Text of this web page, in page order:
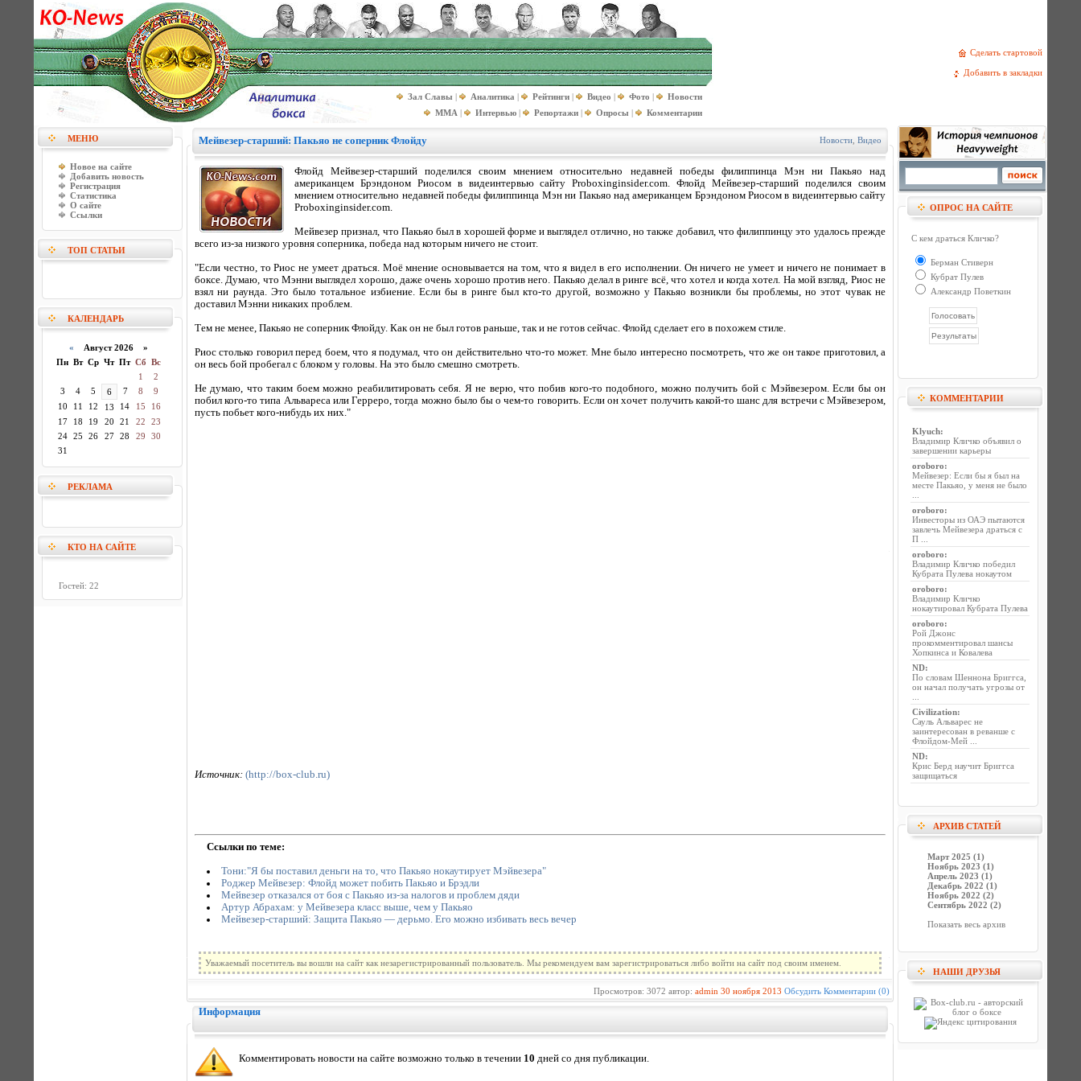
Сделать стартовой
Добавить в закладки
Зал Славы | Аналитика | Рейтинги | Видео | Фото |
Новости
MMA | Интервью | Репортажи | Опросы | Комментарии
МЕНЮ
Новое на сайте
Добавить новость
Регистрация
Статистика
О сайте
Ссылки
ТОП СТАТЬИ
КАЛЕНДАРЬ
« Август 2026 »
Пн Вт Ср Чт Пт Сб Вс
1
2
3
4 5 6 7 8
9
10
11 12 13 14 15
16
17
18 19 20 21 22
23
24
25 26 27 28 29
30
31
РЕКЛАМА
КТО НА САЙТЕ
Гостей: 22
Мейвезер-старший: Пакьяо не соперник Флойду Новости Видео
Флойд Мейвезер-старший поделился своим мнением относительно недавней победы филиппинца Мэн ни Пакьяо над
американцем Брэндоном Риосом в видеинтервью сайту Proboxinginsider.com. Флойд Мейвезер-старший поделился своим
мнением относительно недавней победы филиппинца Мэн ни Пакьяо над американцем Брэндоном Риосом в видеинтервью сайту
Proboxinginsider.com.
Мейвезер признал, что Пакьяо был в хорошей форме и выглядел отлично, но также добавил, что филиппинцу это удалось прежде
всего из-за низкого уровня соперника, победа над которым ничего не стоит.
"Если честно, то Риос не умеет драться. Моё мнение основывается на том, что я видел в его исполнении. Он ничего не умеет и ничего не понимает в
боксе. Думаю, что Мэнни выглядел хорошо, даже очень хорошо против него. Пакьяо делал в ринге всё, что хотел и когда хотел. На мой взгляд, Риос не
взял ни раунда. Это было тотальное избиение. Если бы в ринге был кто-то другой, возможно у Пакьяо возникли бы проблемы, но этот чувак не
доставил Мэнни никаких проблем.
Тем не менее, Пакьяо не соперник Флойду. Как он не был готов раньше, так и не готов сейчас. Флойд сделает его в похожем стиле.
Риос столько говорил перед боем, что я подумал, что он действительно что-то может. Мне было интересно посмотреть, что же он такое приготовил, а
он весь бой пробегал с блоком у головы. На это было смешно смотреть.
Не думаю, что таким боем можно реабилитировать себя. Я не верю, что побив кого-то подобного, можно получить бой с Мэйвезером. Если бы он
побил кого-то типа Альвареса или Герреро, тогда можно было бы о чем-то говорить. Если он хочет получить какой-то шанс для встречи с Мэйвезером,
пусть побьет кого-нибудь их них."
Источник: (http://box-club.ru)
Ссылки по теме:
Тони:"Я бы поставил деньги на то, что Пакьяо нокаутирует Мэйвезера"
Роджер Мейвезер: Флойд может побить Пакьяо и Брэдли
Мейвезер отказался от боя с Пакьяо из-за налогов и проблем дяди
Артур Абрахам: у Мейвезера класс выше, чем у Пакьяо
Мейвезер-старший: Защита Пакьяо — дерьмо. Его можно избивать весь вечер
Уважаемый посетитель вы вошли на сайт как незарегистрированный пользователь. Мы рекомендуем вам зарегистрироваться либо войти на сайт под своим именем.
Просмотров: 3072 автор: admin 30 ноября 2013 Обсудить Комментарии (0)
Информация
Комментировать новости на сайте возможно только в течении 10 дней со дня публикации.
ОПРОС НА САЙТЕ
С кем драться Кличко?
Берман Стиверн
Кубрат Пулев
Александр Поветкин
КОММЕНТАРИИ
Klyuch:
Владимир Кличко объявил о
завершении карьеры
oroboro:
Мейвезер: Если бы я был на
месте Пакьяо, у меня не было
oroboro:
Инвесторы из ОАЭ пытаются
завлечь Мейвезера драться с
П ...
oroboro:
Владимир Кличко победил
Кубрата Пулева нокаутом
oroboro:
Владимир Кличко
нокаутировал Кубрата Пулева
oroboro:
Рой Джонс
прокомментировал шансы
Хопкинса и Ковалева
ND:
По словам Шеннона Бриггса,
он начал получать угрозы от
Civilization:
Сауль Альварес не
заинтересован в реванше с
Флойдом-Мей ...
ND:
Крис Берд научит Бриггса
защищаться
АРХИВ СТАТЕЙ
Март 2025 (1)
Ноябрь 2023 (1)
Апрель 2023 (1)
Декабрь 2022 (1)
Ноябрь 2022 (2)
Сентябрь 2022 (2)
Показать весь архив
НАШИ ДРУЗЬЯ